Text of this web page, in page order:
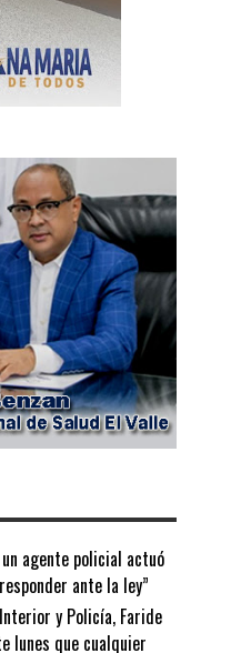
agente policial actuó
ante la ley”
y Policía, Faride
lunes que cualquier